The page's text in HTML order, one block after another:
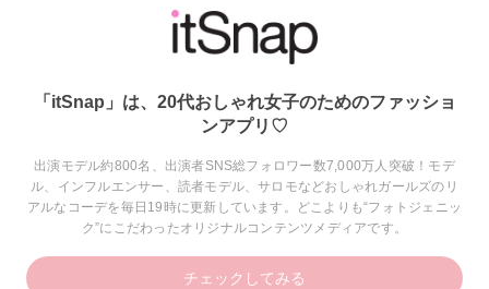
「itSnap」は、20代おしゃれ女子のためのファッショ
ンアプリ♡
出演モデル約800名、出演者SNS総フォロワー数7,000万人突破！モデ
ル、インフルエンサー、読者モデル、サロモなどおしゃれガールズのリ
アルなコーデを毎日19時に更新しています。どこよりも“フォトジェニッ
ク”にこだわったオリジナルコンテンツメディアです。
チェックしてみる